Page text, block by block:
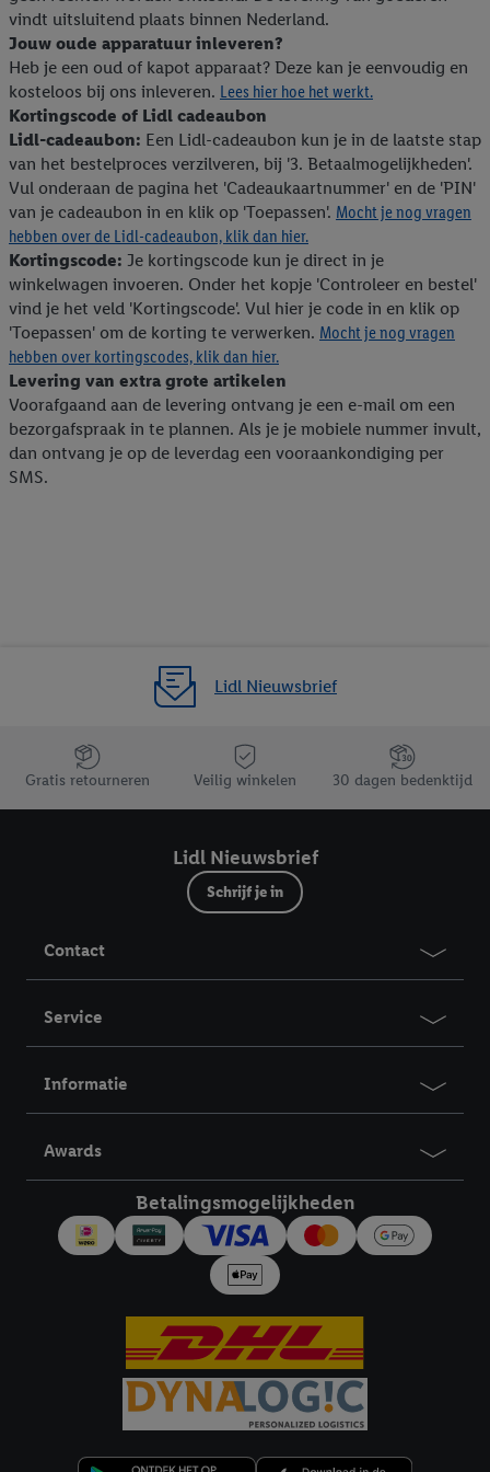
Élke dag zomerse deals
20% korting op alle
gereedschapkoffers & sets
vindt uitsluitend plaats binnen Nederland.
Jouw oude apparatuur inleveren?
Heb je een oud of kapot apparaat? Deze kan je eenvoudig en
kosteloos bij ons inleveren. Lees hier hoe het werkt.
Kortingscode of Lidl cadeaubon
Lidl-cadeaubon: Een Lidl-cadeaubon kun je in de laatste stap
van het bestelproces verzilveren, bij '3. Betaalmogelijkheden'.
Vul onderaan de pagina het 'Cadeaukaartnummer' en de 'PIN'
van je cadeaubon in en klik op 'Toepassen'. Mocht je nog vragen
hebben over de Lidl-cadeaubon, klik dan hier.
Kortingscode: Je kortingscode kun je direct in je
winkelwagen invoeren. Onder het kopje 'Controleer en bestel'
vind je het veld 'Kortingscode'. Vul hier je code in en klik op
'Toepassen' om de korting te verwerken. Mocht je nog vragen
hebben over kortingscodes, klik dan hier.
Levering van extra grote artikelen
Voorafgaand aan de levering ontvang je een e-mail om een
bezorgafspraak in te plannen. Als je je mobiele nummer invult,
dan ontvang je op de leverdag een vooraankondiging per
SMS.
Lidl Nieuwsbrief
Jouw voordelen bij ons als Lidl webshop klant
Gratis retourneren Veilig winkelen 30 dagen bedenktijd
Lidl Nieuwsbrief
Schrijf je in
Contact
Service
Informatie
Awards
Betalingsmogelijkheden
je instemt. Verder kan je er meer informatie vinden over de
gegevensverwerking.
Door te klikken op "Weigeren", kies je voor de optie dat er enkel
technisch noodzakelijke cookies en vergelijkbare technieken
worden gebruikt.
Door op "Akkoord" te klikken, stem je in met alle verwerkingen
voor alle bovengenoemde doeleinden. Meer informatie,
inclusief over de opslagperiode van de gegevens en je recht om
jouw toestemming op elk gewenst moment in te trekken, vind je
in onzeprivacyverklaring.Je vindt de impressum voor de Lidl
website hier. Klik hiervoor meer informatie over de cookies die
wij inzetten.